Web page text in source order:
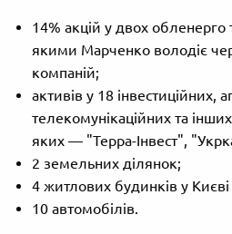
14% акцій у двох обленерго
якими Марченко володіє
компаній;
активів у 18 інвестиційних,
телекомунікаційних та
яких — "Терра-Інвест",
2 земельних ділянок;
4 житлових будинків у
10 автомобілів.